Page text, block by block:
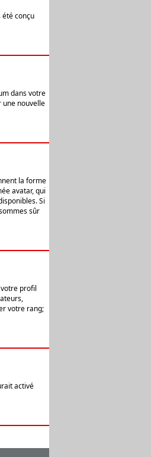
conçu
dans votre
une nouvelle
la forme
avatar, qui
Si
sûr
profil
votre rang;
activé